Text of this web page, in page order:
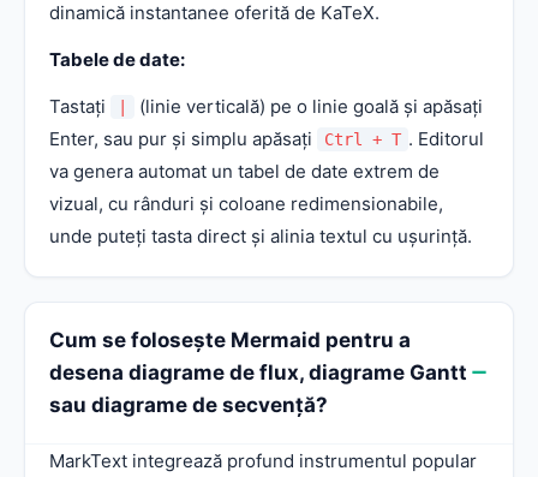
dinamică instantanee oferită de KaTeX.
Tabele de date:
Tastați
(linie verticală) pe o linie goală și apăsați
Enter, sau pur și simplu apăsați
Ctrl + T . Editorul
va genera automat un tabel de date extrem de
vizual, cu rânduri și coloane redimensionabile,
unde puteți tasta direct și alinia textul cu ușurință.
Cum se folosește Mermaid pentru a
desena diagrame de flux, diagrame Gantt
sau diagrame de secvență?
MarkText integrează profund instrumentul popular